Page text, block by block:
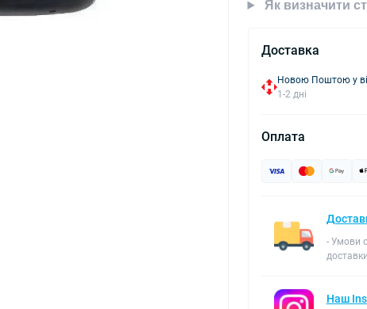
Як визначити
Доставка
Новою Поштою у
1-2 дні
Оплата
- Умови
доставки
Наш